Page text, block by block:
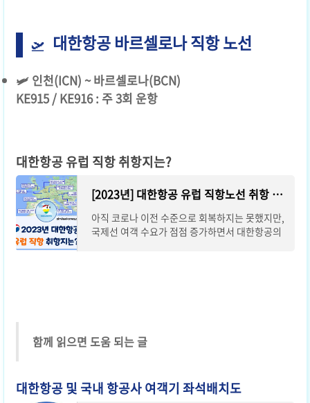
대한항공 바르셀로나 직항 노선
🛩️ 인천(ICN) ~ 바르셀로나(BCN)
KE915 / KE916 : 주 3회 운항
대한항공 유럽 직항 취항지는?
[2023년] 대한항공 유럽 직항노선 취항 일정 (☑️실시간 업데이트)
아직 코로나 이전 수준으로 회복하지는 못했지만,
국제선 여객 수요가 점점 증가하면서 대한항공의
함께 읽으면 도움 되는 글
대한항공 및 국내 항공사 여객기 좌석배치도